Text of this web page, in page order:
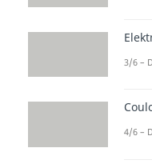
den
ein,
3/6 –
4/6 –